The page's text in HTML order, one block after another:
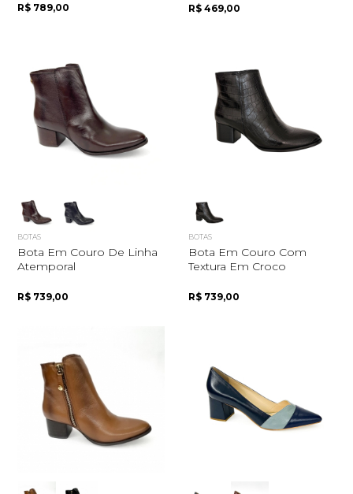
R$ 789,00 R$ 469,00
BOTAS
Bota Em Couro De Linha
Atemporal
R$ 739,00
BOTAS
Bota Em Couro Com
Textura Em Croco
R$ 739,00